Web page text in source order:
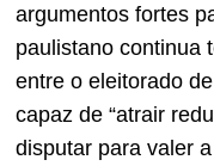
argumentos fortes
paulistano continua
entre o eleitorado
capaz de “atrair
disputar para valer